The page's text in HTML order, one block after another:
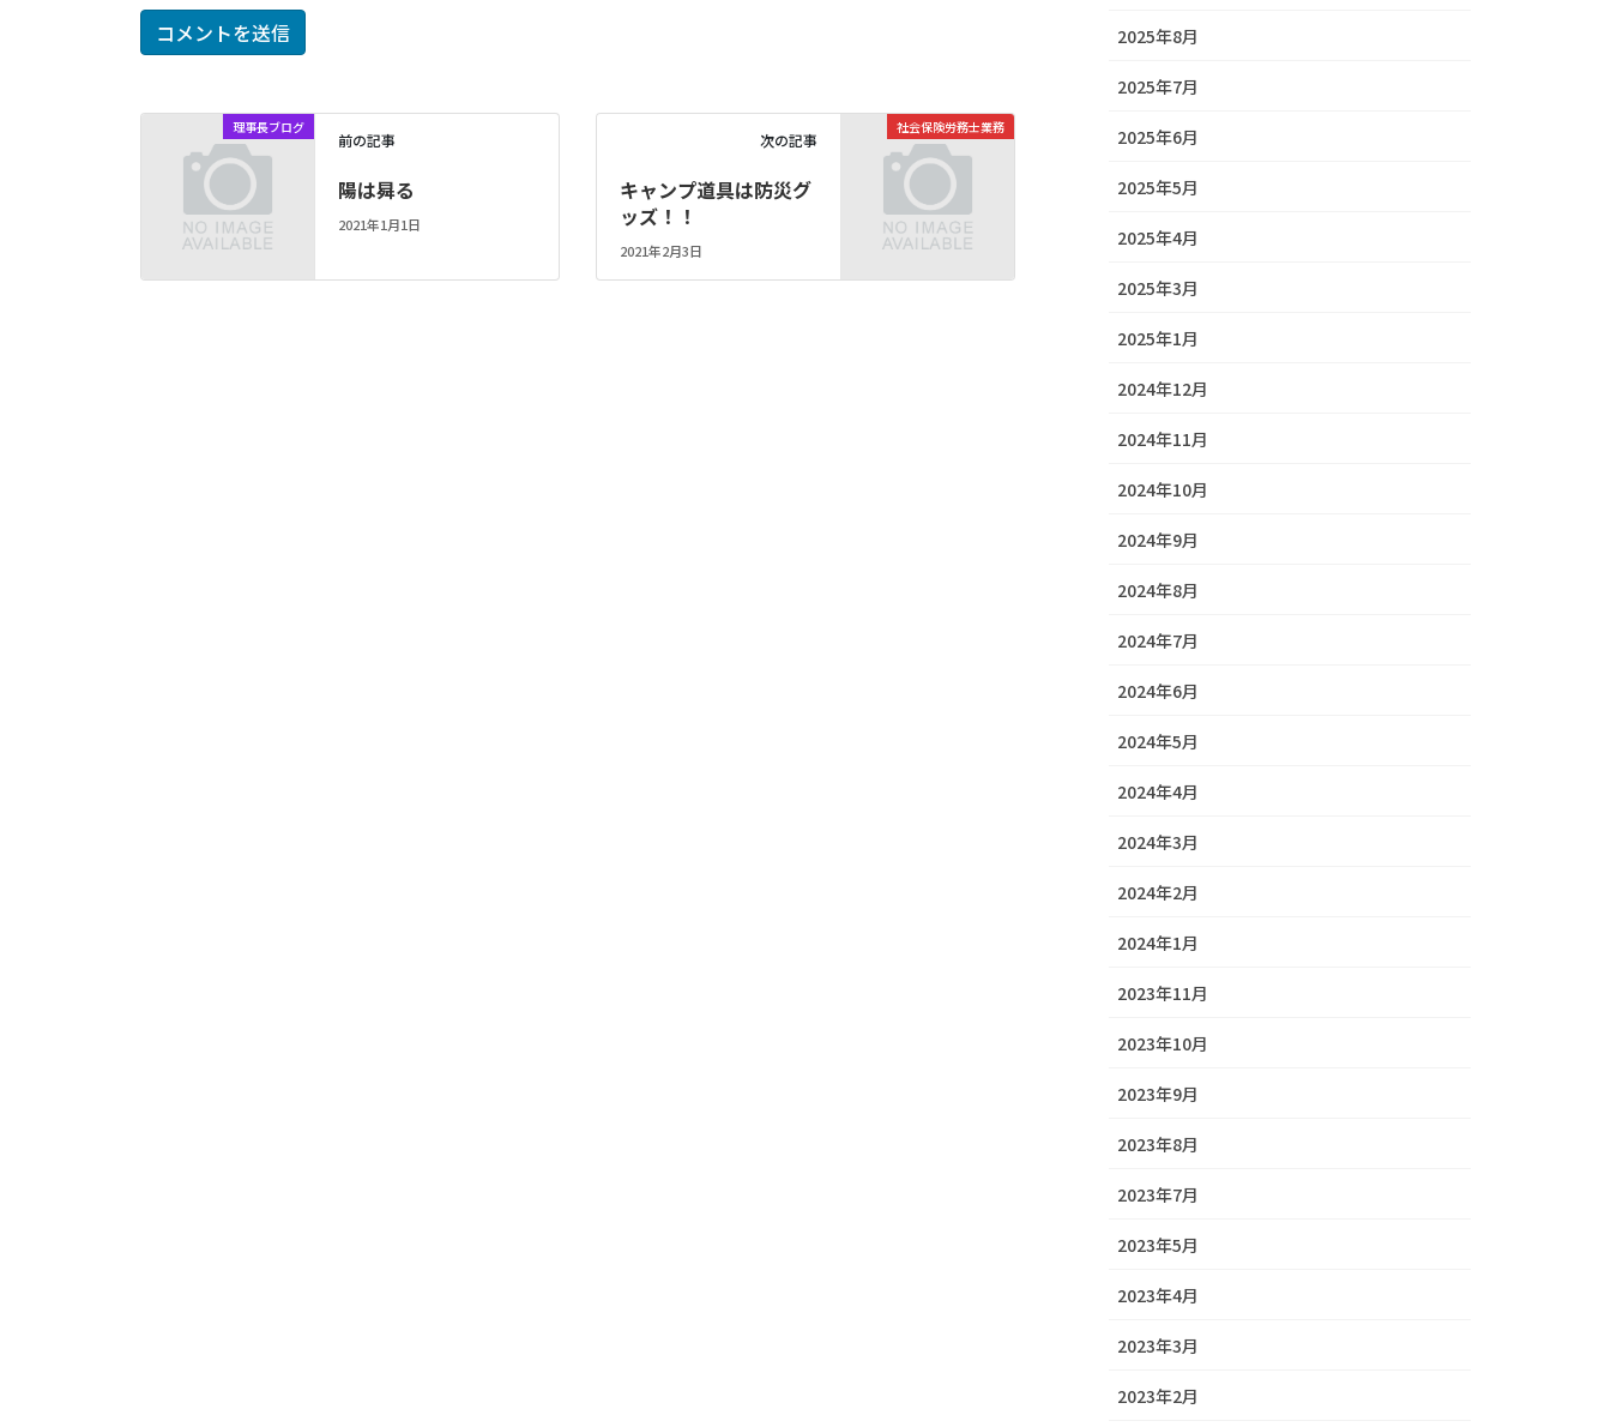
理事長ブログ
前の記事
陽は曻る
2021年1月1日
社会保険労務士業務
次の記事
キャンプ道具は防災グ
ッズ！！
2021年2月3日
2025年8月
2025年7月
2025年6月
2025年5月
2025年4月
2025年3月
2025年1月
2024年12月
2024年11月
2024年10月
2024年9月
2024年8月
2024年7月
2024年6月
2024年5月
2024年4月
2024年3月
2024年2月
2024年1月
2023年11月
2023年10月
2023年9月
2023年8月
2023年7月
2023年5月
2023年4月
2023年3月
2023年2月